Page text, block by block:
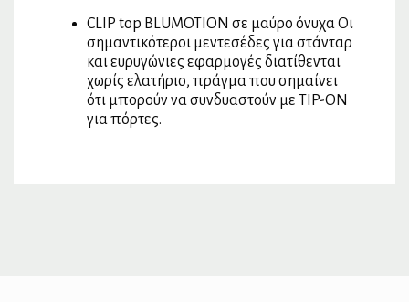
CLIP top BLUMOTION σε μαύρο όνυχα Οι
σημαντικότεροι μεντεσέδες για στάνταρ
και ευρυγώνιες εφαρμογές διατίθενται
χωρίς ελατήριο, πράγμα που σημαίνει
ότι μπορούν να συνδυαστούν με TIP-ON
για πόρτες.